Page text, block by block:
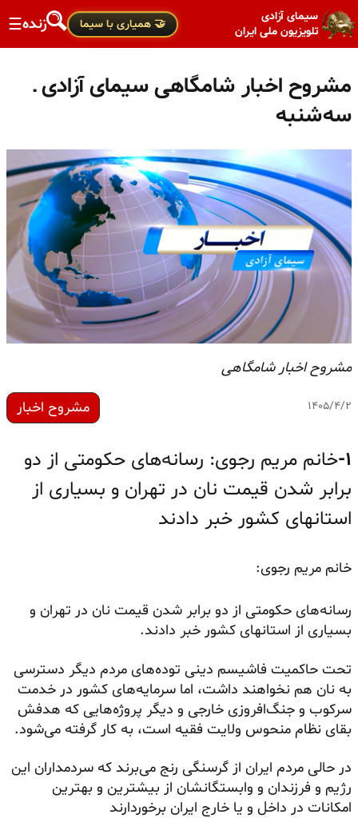
سیمای آزادی
تلویزیون ملی ایران
🤝 همیاری با سیما زنده☰
مشروح اخبار شامگاهی سیمای آزادی ـ
سه‌شنبه
مشروح اخبار شامگاهی
۱۴۰۵/۴/۲ مشروح اخبار
۱- خانم مریم رجوی: رسانه‌های حکومتی از دو
برابر شدن قیمت نان در تهران و بسیاری از
استانهای کشور خبر دادند
خانم مریم رجوی:
رسانه‌های حکومتی از دو برابر شدن قیمت نان در تهران و
بسیاری از استانهای کشور خبر دادند.
تحت حاکمیت فاشیسم دینی توده‌های مردم دیگر دسترسی
به نان هم نخواهند داشت، اما سرمایه‌های کشور در خدمت
سرکوب و جنگ‌افروزی خارجی و دیگر پروژه‌هایی که هدفش
بقای نظام منحوس ولایت فقیه است، به کار گرفته می‌شود.
در حالی مردم ایران از گرسنگی رنج می‌برند که سردمداران این
رژیم و فرزندان و وابستگانشان از بیشترین و بهترین
امکانات در داخل و یا خارج ایران برخوردارند